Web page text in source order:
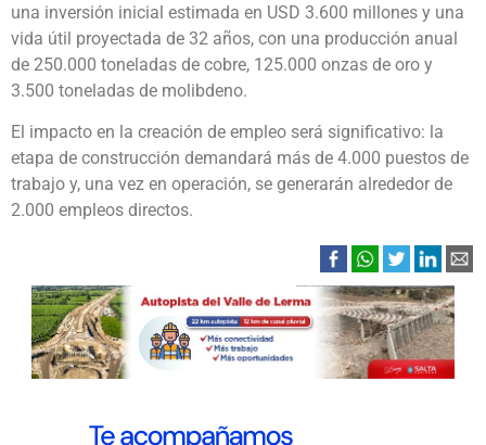
una inversión inicial estimada en USD 3.600 millones y una
vida útil proyectada de 32 años, con una producción anual
de 250.000 toneladas de cobre, 125.000 onzas de oro y
3.500 toneladas de molibdeno.
El impacto en la creación de empleo será significativo: la
etapa de construcción demandará más de 4.000 puestos de
trabajo y, una vez en operación, se generarán alrededor de
2.000 empleos directos.